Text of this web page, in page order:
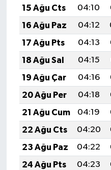
15 Ağu Cts
04:10
16 Ağu Paz
04:12
17 Ağu Pts
04:13
18 Ağu Sal
04:15
19 Ağu Çar
04:16
20 Ağu Per
04:18
21 Ağu Cum
04:19
22 Ağu Cts
04:20
23 Ağu Paz
04:22
24 Ağu Pts
04:23